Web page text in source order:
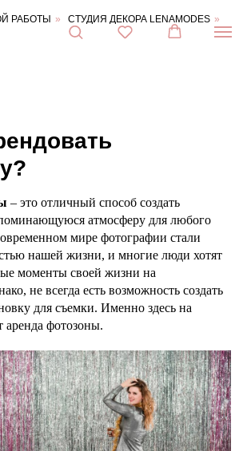
РАБОТЫ » СТУДИЯ ДЕКОРА LENAMODES »
– это отличный способ создать
атмосферу для любого
мире фотографии стали
нашей жизни, и многие люди хотят
моменты своей жизни на
не всегда есть возможность создать
для съемки. Именно здесь на
фотозоны.